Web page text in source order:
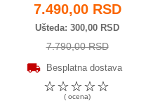
7.490,00 RSD
Ušteda 300,00 RSD
7.790,00 RSD
Besplatna dostava
☆
☆
☆
☆
☆
( ocena)